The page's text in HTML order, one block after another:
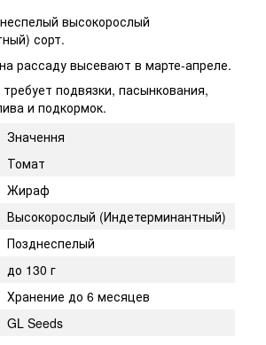
высокорослый
сорт.
рассаду высевают в марте-апреле.
подвязки, пасынкования,
и подкормок.
Значення
Томат
Жираф
Высокорослый (Индетерминантный)
Позднеспелый
до 130 г
Хранение до 6 месяцев
GL Seeds